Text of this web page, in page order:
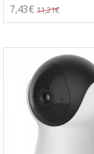
7,43€ 11,21€